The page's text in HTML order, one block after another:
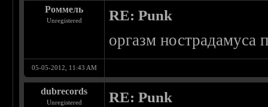
Роммель
Unregistered RE: Punk
оргазм нострадамуса
05-05-2012, 11:43 AM
dubrecords
Unregistered RE: Punk